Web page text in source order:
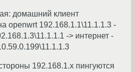
домашний клиент
openwrt 192.168.1.1\11.1.1.3 -
-> интернет -
192.168.1.x пингуются